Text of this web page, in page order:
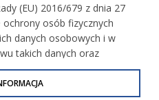
(EU) 2016/679 z dnia 27
osób fizycznych
danych osobowych i w
takich danych oraz
(określane jako RODO, GDPR
Danych